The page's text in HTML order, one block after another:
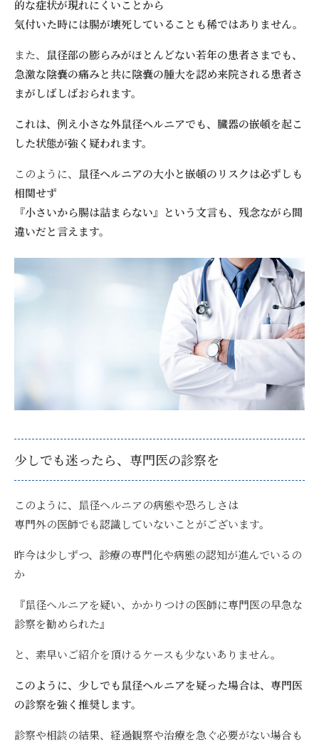
的な症状が現れにくいことから
気付いた時には腸が壊死していることも稀ではありません。
また、 鼠径部の膨らみがほとんどない若年の患者さまでも、
急激な陰嚢の痛みと共に陰嚢の腫大を認め来院される患者さ
まがしばしばおられます。
これは、例え小さな外鼠径ヘルニアでも、臓器の嵌頓を起こ
した状態が強く疑われます。
このように、 鼠径ヘルニアの大小と嵌頓のリスクは必ずしも
相関せず
『小さいから腸は詰まらない』という文言も、残念ながら間
違いだと言えます。
少しでも迷ったら、専門医の診察を
このように、鼠径ヘルニアの病態や恐ろしさは
専門外の医師でも認識していないことがございます。
昨今は少しずつ、診療の専門化や病態の認知が進んでいるの
か
『鼠径ヘルニアを疑い、かかりつけの医師に専門医の早急な
診察を勧められた』
と、素早いご紹介を頂けるケースも少ないありません。
このように、少しでも鼠径ヘルニアを疑った場合は、専門医
の診察を強く推奨します。
診察や相談の結果、経過観察や治療を急ぐ必要がない場合も